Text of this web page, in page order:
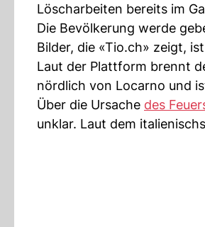
Löscharbeiten bereits im
Die Bevölkerung werde
Bilder, die «Tio.ch» zeigt,
Laut der Plattform brennt
nördlich von Locarno und
Über die Ursache des
unklar. Laut dem